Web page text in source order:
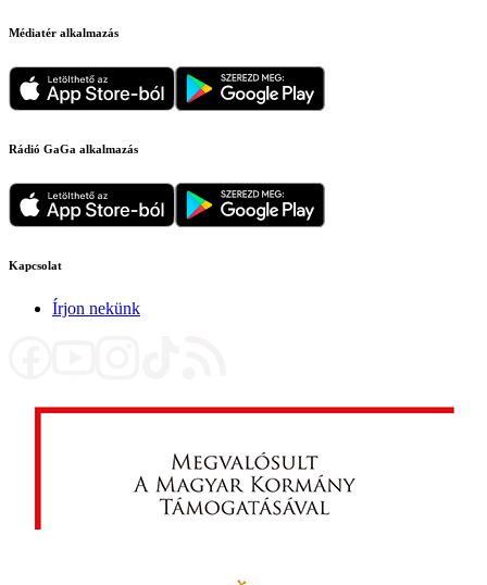
Médiatér alkalmazás
Rádió GaGa alkalmazás
Kapcsolat
Írjon nekünk